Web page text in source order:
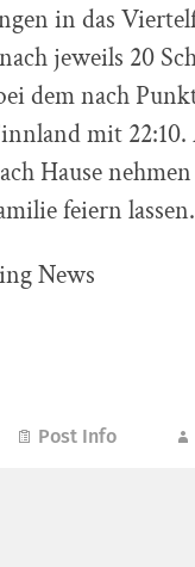
in das
jeweils 20
dem nach
mit
Hause
feiern
News
Post Info